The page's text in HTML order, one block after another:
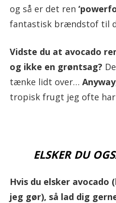
og så er det ren
fantastisk brændstof til
Vidste du at avocado
og ikke en grøntsag?
tænke lidt over… Anyway
tropisk frugt jeg ofte
ELSKER DU
Hvis du elsker avocado
jeg gør), så lad dig